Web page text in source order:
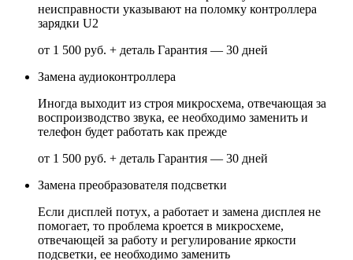
неисправности указывают на поломку контроллера
зарядки U2
от 1 500 руб. + деталь Гарантия — 30 дней
Замена аудиоконтроллера
Иногда выходит из строя микросхема, отвечающая за
воспроизводство звука, ее необходимо заменить и
телефон будет работать как прежде
от 1 500 руб. + деталь Гарантия — 30 дней
Замена преобразователя подсветки
Если дисплей потух, а работает и замена дисплея не
помогает, то проблема кроется в микросхеме,
отвечающей за работу и регулирование яркости
подсветки, ее необходимо заменить